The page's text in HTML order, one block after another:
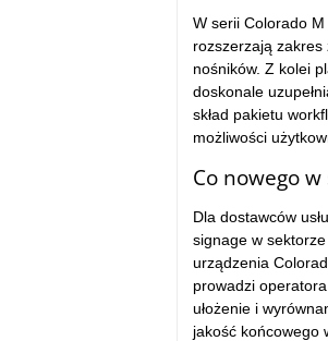
W serii Colorado
rozszerzają
nośników. Z kolei
doskonale
skład pakietu
możliwości
Co nowego
Dla dostawców
signage w
urządzenia
prowadzi
ułożenie i
jakość końcowego